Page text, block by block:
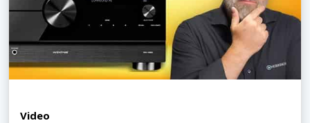
Video